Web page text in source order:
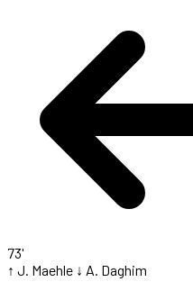
73'
↑ J. Maehle ↓ A. Daghim